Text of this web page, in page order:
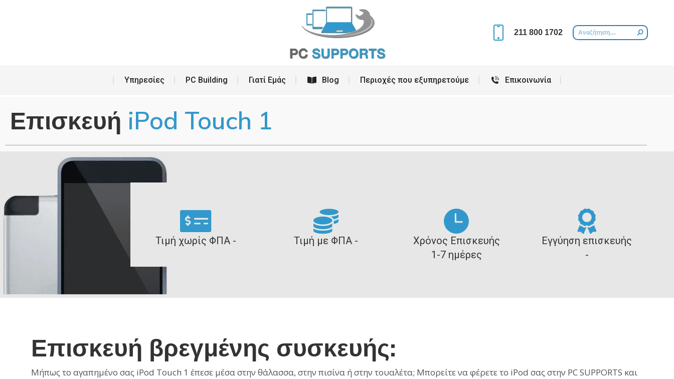
211 800 1702
Υπηρεσίες PC Building Γιατί Εμάς Blog Περιοχές που εξυπηρετούμε Επικοινωνία
Επισκευή iPod Touch 1
Τιμή χωρίς ΦΠΑ - Τιμή με ΦΠΑ -
Χρόνος Επισκευής
1-7 ημέρες
Εγγύηση επισκευής
-
Επισκευή βρεγμένης συσκευής:
Μήπως το αγαπημένο σας iPod Touch 1 έπεσε μέσα στην θάλασσα, στην πισίνα ή στην τουαλέτα; Μπορείτε να φέρετε το iPod σας στην PC SUPPORTS και
PC Building Γιατί Εμάς Περιοχές που εξυπηρετούμε Επικοινωνία